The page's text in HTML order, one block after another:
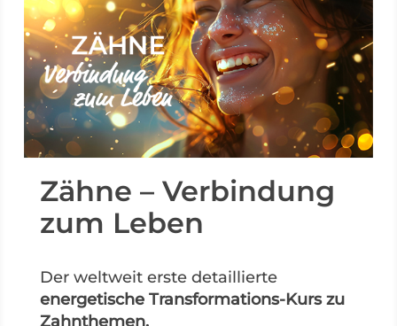
Zähne – Verbindung
zum Leben
Der weltweit erste detaillierte
energetische Transformations-Kurs zu
Zahnthemen.